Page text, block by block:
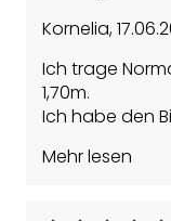
Kornelia,
Ich trage
1,70m.
Ich habe den
der Hand hatte
Mehr lesen